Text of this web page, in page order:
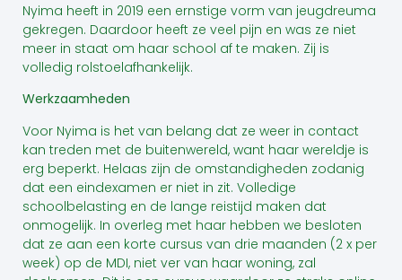
Nyima heeft in 2019 een ernstige vorm van jeugdreuma
gekregen. Daardoor heeft ze veel pijn en was ze niet
meer in staat om haar school af te maken. Zij is
volledig rolstoelafhankelijk.
Werkzaamheden
Voor Nyima is het van belang dat ze weer in contact
kan treden met de buitenwereld, want haar wereldje is
erg beperkt. Helaas zijn de omstandigheden zodanig
dat een eindexamen er niet in zit. Volledige
schoolbelasting en de lange reistijd maken dat
onmogelijk. In overleg met haar hebben we besloten
dat ze aan een korte cursus van drie maanden (2 x per
week) op de MDI, niet ver van haar woning, zal